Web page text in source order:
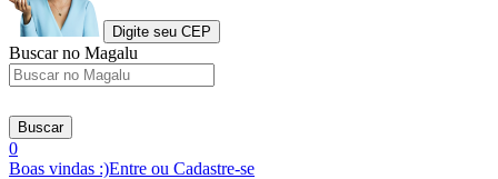
Digite seu CEP
Buscar no Magalu
Buscar
0
Boas vindas :)Entre ou Cadastre-se